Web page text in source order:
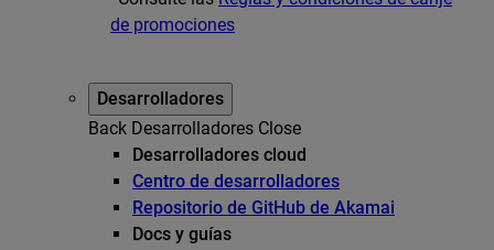
de promociones
Desarrolladores
Back Desarrolladores Close
Desarrolladores cloud
Centro de desarrolladores
Repositorio de GitHub de Akamai
Docs y guías